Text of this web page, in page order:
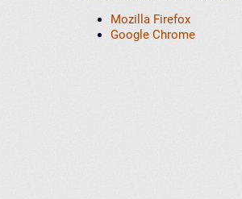
Mozilla Firefox
Google Chrome